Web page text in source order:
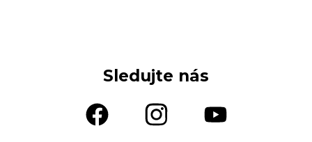
Sledujte nás